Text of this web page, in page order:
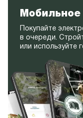
Покупайте
в очереди.
или используйте